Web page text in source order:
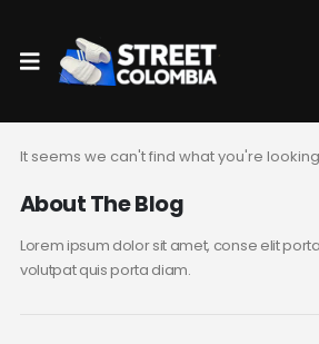
It seems we can't find what you're
About The Blog
Lorem ipsum dolor sit amet, conse elit
volutpat quis porta diam.